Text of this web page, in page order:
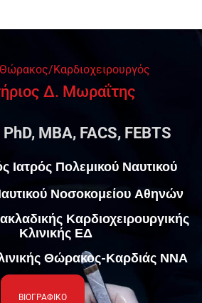
Καρδιοχειρουργός
Δ. Μωραΐτης
MBA, FACS, FEBTS
Ιατρός Πολεμικού Ναυτικού
Νοσοκομείου Αθηνών
Καρδιοχειρουργικής
Κλινικής ΕΔ
Θώρακος-Καρδιάς ΝΝΑ
ΒΙΟΓΡΑΦΙΚΟ